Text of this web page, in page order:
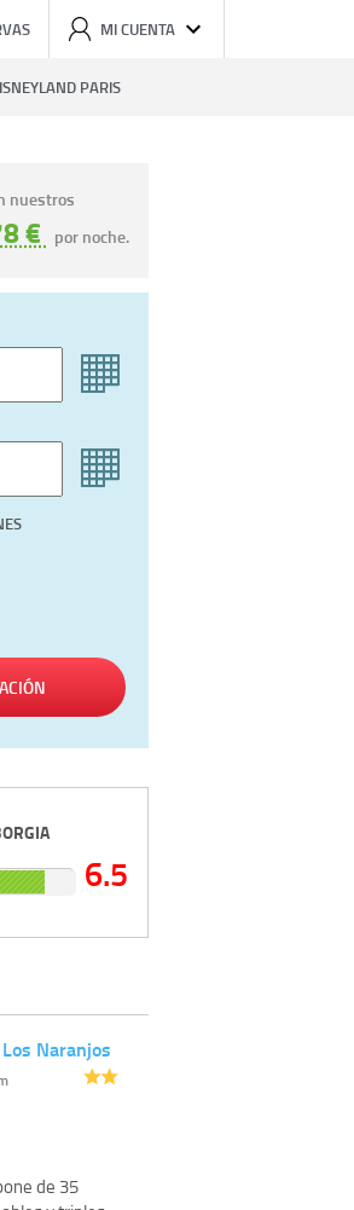
MI CUENTA
PARIS
nuestros
€ por noche.
6.5
Naranjos
de 35